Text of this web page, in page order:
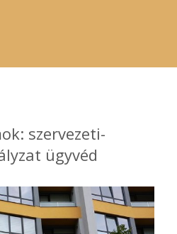
szervezeti-
ügyvéd